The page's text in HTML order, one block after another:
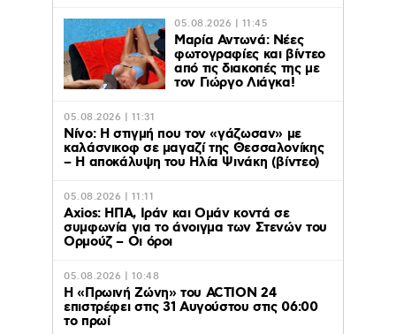
05.08.2026 | 11:45
Μαρία Αντωνά: Νέες
φωτογραφίες και βίντεο
από τις διακοπές της με
τον Γιώργο Λιάγκα!
05.08.2026 | 11:31
Νίνο: Η στιγμή που τον «γάζωσαν» με
καλάσνικοφ σε μαγαζί της Θεσσαλονίκης
– Η αποκάλυψη του Ηλία Ψινάκη (βίντεο)
05.08.2026 | 11:11
Axios: ΗΠΑ, Ιράν και Ομάν κοντά σε
συμφωνία για το άνοιγμα των Στενών του
Ορμούζ – Οι όροι
05.08.2026 | 10:48
Η «Πρωινή Ζώνη» του ACTION 24
επιστρέφει στις 31 Αυγούστου στις 06:00
το πρωί